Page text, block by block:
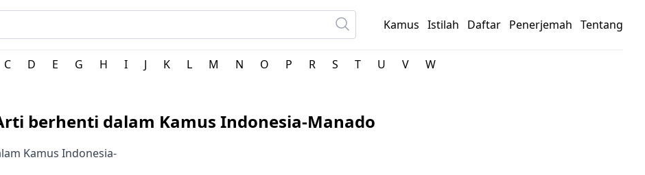
Daerah Indonesia
Kamus Istilah Daftar Penerjemah Tentang
C D E G H I J K L M N O P R S T U V W
berhenti dalam Kamus Indonesia-Manado
Kamus Indonesia-